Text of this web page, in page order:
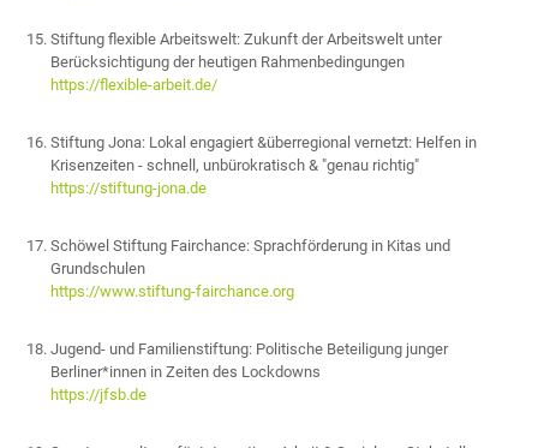
Stiftung flexible Arbeitswelt: Zukunft der Arbeitswelt unter
Berücksichtigung der heutigen Rahmenbedingungen
https://flexible-arbeit.de/
Stiftung Jona: Lokal engagiert &überregional vernetzt: Helfen in
Krisenzeiten - schnell, unbürokratisch & "genau richtig"
https://stiftung-jona.de
Schöwel Stiftung Fairchance: Sprachförderung in Kitas und
Grundschulen
https://www.stiftung-fairchance.org
Jugend- und Familienstiftung: Politische Beteiligung junger
Berliner*innen in Zeiten des Lockdowns
https://jfsb.de